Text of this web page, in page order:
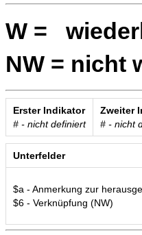
W =
NW = nicht
Erster Indikator
# - nicht definiert
Zweiter
# - nicht
Unterfelder
$a - Anmerkung zur
$6 - Verknüpfung (NW)